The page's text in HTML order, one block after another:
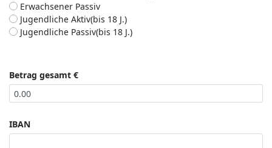
Erwachsener Passiv
Jugendliche Aktiv(bis 18 J.)
Jugendliche Passiv(bis 18 J.)
Betrag gesamt €
IBAN